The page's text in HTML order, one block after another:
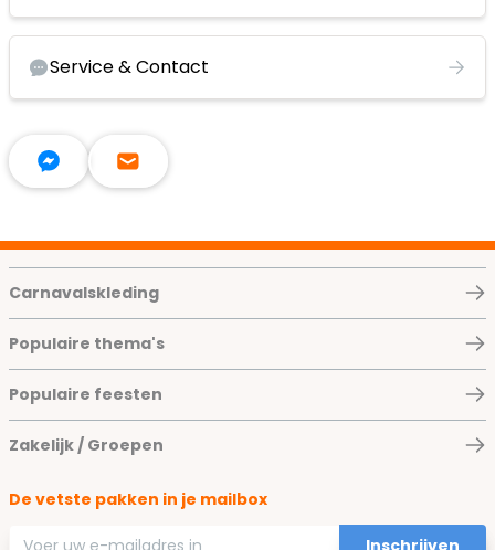
Service & Contact
Carnavalskleding
Populaire thema's
Populaire feesten
Zakelijk / Groepen
De vetste pakken in je mailbox
E-mailadres